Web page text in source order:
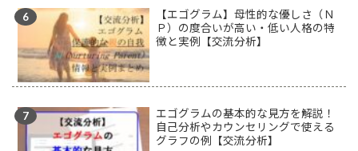
【エゴグラム】母性的な優しさ（Ｎ
Ｐ）の度合いが高い・低い人格の特
徴と実例【交流分析】
エゴグラムの基本的な見方を解説！
自己分析やカウンセリングで使える
グラフの例【交流分析】